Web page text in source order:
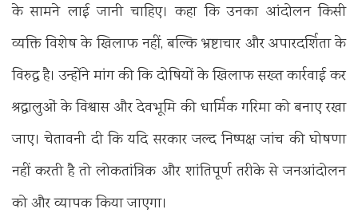
के सामने लाई जानी चाहिए। कहा कि उनका आंदोलन किसी
व्यक्ति विशेष के खिलाफ नहीं, बल्कि भ्रष्टाचार और अपारदर्शिता के
विरुद्ध है। उन्होंने मांग की कि दोषियों के खिलाफ सख्त कार्रवाई कर
श्रद्धालुओं के विश्वास और देवभूमि की धार्मिक गरिमा को बनाए रखा
जाए। चेतावनी दी कि यदि सरकार जल्द निष्पक्ष जांच की घोषणा
नहीं करती है तो लोकतांत्रिक और शांतिपूर्ण तरीके से जनआंदोलन
को और व्यापक किया जाएगा।